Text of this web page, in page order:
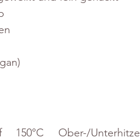
Ober-/Unterhitze